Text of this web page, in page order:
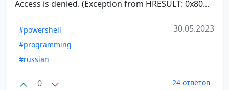
Access is denied. (Exception from HRESULT: 0x80...
#powershell
#programming
#russian
30.05.2023
0 24 ответов